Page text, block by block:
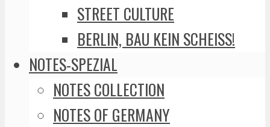
STREET CULTURE
BERLIN, BAU KEIN SCHEISS!
NOTES-SPEZIAL
NOTES COLLECTION
NOTES OF GERMANY